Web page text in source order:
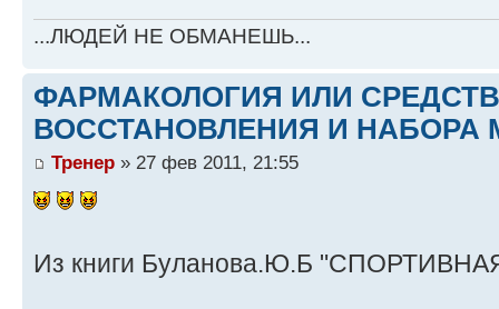
...ЛЮДЕЙ НЕ ОБМАНЕШЬ...
ФАРМАКОЛОГИЯ ИЛИ
ВОССТАНОВЛЕНИЯ И НАБОРА
Тренер » 27 фев 2011, 21:55
Из книги Буланова.Ю.Б